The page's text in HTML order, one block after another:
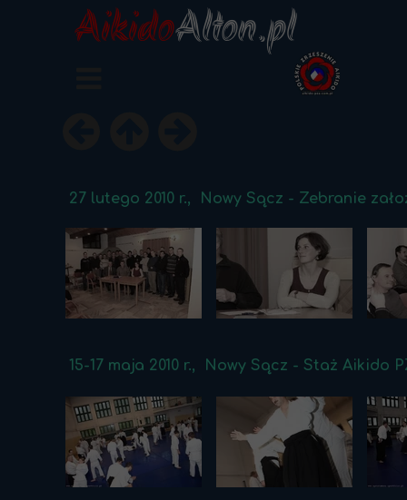
27 lutego 2010 r., Nowy Sącz - Zebranie
15-17 maja 2010 r., Nowy Sącz - Staż Aikido
AikidoAlton.pl